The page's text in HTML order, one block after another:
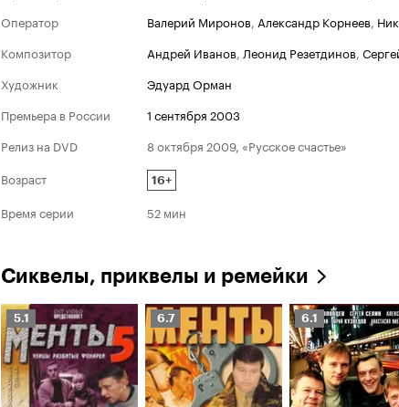
Оператор
Валерий Миронов, Александр Корнеев,
Композитор
Андрей Иванов, Леонид Резетдинов,
Художник
Эдуард Орман
Премьера в России
1 сентября 2003
Релиз на DVD
8 октября 2009, «Русское счастье»
Возраст
16+
Время серии 52 мин
Сиквелы, приквелы и ремейки
Рейтинг
Кинопоиска
5.1
5.1
Рейтинг
Кинопоиска
6.7
6.7
Рейтинг
Кинопоиска
6.1
6.1